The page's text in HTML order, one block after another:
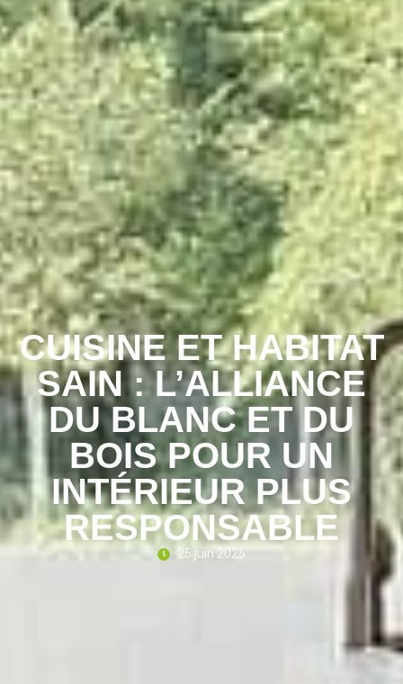
CUISINE ET HABITAT
SAIN : L’ALLIANCE
DU BLANC ET DU
BOIS POUR UN
INTÉRIEUR PLUS
RESPONSABLE
25 juin 2025